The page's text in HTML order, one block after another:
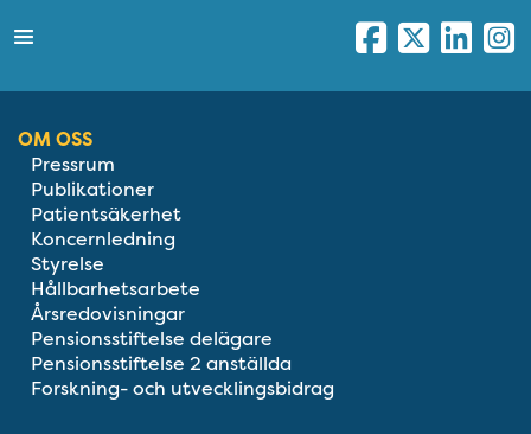
OM OSS
Pressrum
Publikationer
Patientsäkerhet
Koncernledning
Styrelse
Hållbarhetsarbete
Årsredovisningar
Pensionsstiftelse delägare
Pensionsstiftelse 2 anställda
Forskning- och utvecklingsbidrag